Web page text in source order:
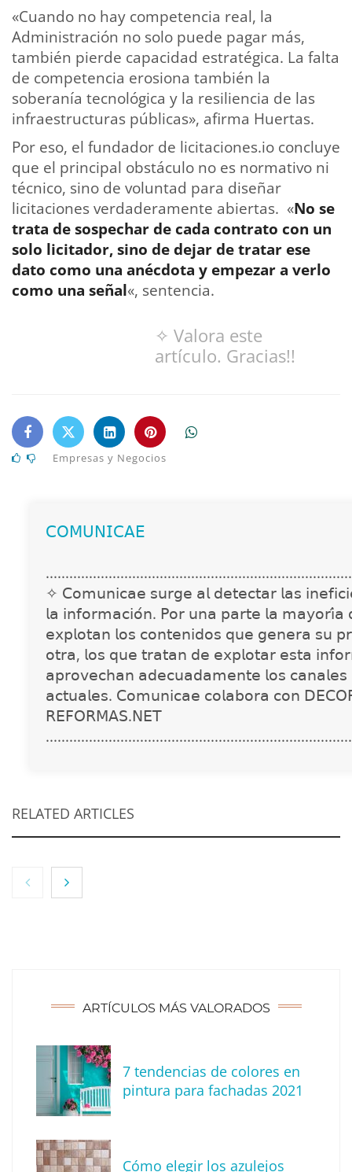
«Cuando no hay competencia real, la
Administración no solo puede pagar más,
también pierde capacidad estratégica. La falta
de competencia erosiona también la
soberanía tecnológica y la resiliencia de las
infraestructuras públicas», afirma Huertas.
Por eso, el fundador de licitaciones.io concluye
que el principal obstáculo no es normativo ni
técnico, sino de voluntad para diseñar
licitaciones verdaderamente abiertas. «No se
trata de sospechar de cada contrato con un
solo licitador, sino de dejar de tratar ese
dato como una anécdota y empezar a verlo
como una señal«, sentencia.
✧ Valora este
artículo. Gracias!!
Empresas y Negocios
𝖢𝖮𝖬𝖴𝖭𝖨𝖢𝖠𝖤
✧ 𝖢𝗈𝗆𝗎𝗇𝗂𝖼𝖺𝖾 𝗌𝗎𝗋𝗀𝖾 𝖺𝗅 𝖽𝖾𝗍𝖾𝖼𝗍𝖺𝗋 𝗅𝖺𝗌
𝗅𝖺 𝗂𝗇𝖿𝗈𝗋𝗆𝖺𝖼𝗂𝗈́𝗇. 𝖯𝗈𝗋 𝗎𝗇𝖺 𝗉𝖺𝗋𝗍𝖾 𝗅𝖺
𝖾𝗑𝗉𝗅𝗈𝗍𝖺𝗇 𝗅𝗈𝗌 𝖼𝗈𝗇𝗍𝖾𝗇𝗂𝖽𝗈𝗌 𝗊𝗎𝖾 𝗀𝖾𝗇𝖾𝗋𝖺 𝗌𝗎
𝗈𝗍𝗋𝖺, 𝗅𝗈𝗌 𝗊𝗎𝖾 𝗍𝗋𝖺𝗍𝖺𝗇 𝖽𝖾 𝖾𝗑𝗉𝗅𝗈𝗍𝖺𝗋 𝖾𝗌𝗍𝖺
𝖺𝗉𝗋𝗈𝗏𝖾𝖼𝗁𝖺𝗇 𝖺𝖽𝖾𝖼𝗎𝖺𝖽𝖺𝗆𝖾𝗇𝗍𝖾 𝗅𝗈𝗌
𝖺𝖼𝗍𝗎𝖺𝗅𝖾𝗌. 𝖢𝗈𝗆𝗎𝗇𝗂𝖼𝖺𝖾 𝖼𝗈𝗅𝖺𝖻𝗈𝗋𝖺 𝖼𝗈𝗇
𝖱𝖤𝖥𝖮𝖱𝖬𝖠𝖲.𝖭𝖤𝖳
RELATED ARTICLES
NOVA: innovación y diseño que transforman
espacios de la mano de Tormo Franquicias
Eagle Waterproofing recomienda revisar la
impermeabilización de las viviendas antes
ARTÍCULOS MÁS VALORADOS
7 tendencias de colores en
pintura para fachadas 2021
Cómo elegir los azulejos